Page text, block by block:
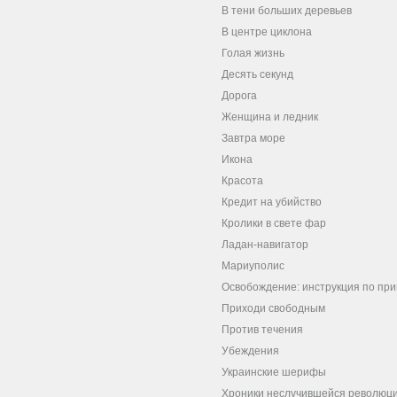
В тени больших деревьев
В центре циклона
Голая жизнь
Десять секунд
Дорога
Женщина и ледник
Завтра море
Икона
Красота
Кредит на убийство
Кролики в свете фар
Ладан-навигатор
Мариуполис
Освобождение: инструкция по
Приходи свободным
Против течения
Убеждения
Украинские шерифы
Хроники неслучившейся